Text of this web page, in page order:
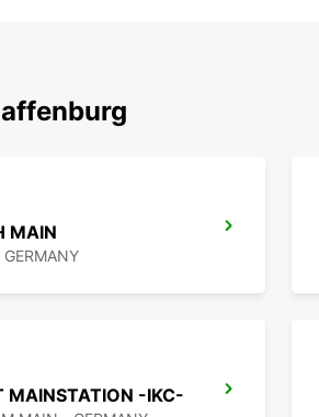
MAIN
MAINSTATION -IKC-